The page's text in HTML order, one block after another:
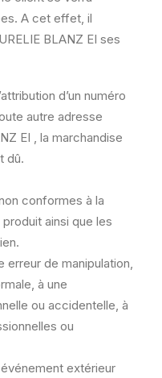
A cet effet, il
BLANZ EI ses
d’un numéro
autre adresse
EI , la marchandise
dû.
conformes à la
ainsi que les
erreur de manipulation,
à une
ou accidentelle, à
ou
extérieur